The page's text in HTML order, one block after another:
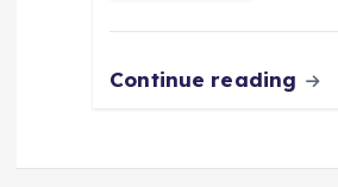
k
Continue reading